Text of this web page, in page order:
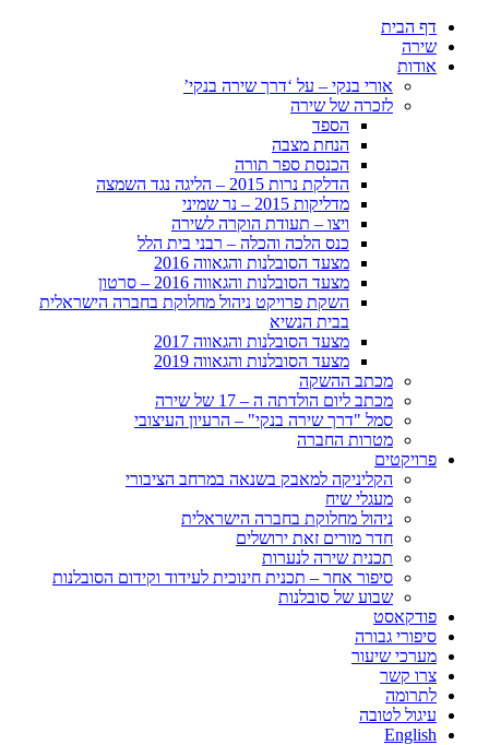
דף הבית
שירה
אודות
אורי בנקי – על ‘דרך שירה בנקי’
לזכרה של שירה
הספד
הנחת מצבה
הכנסת ספר תורה
הדלקת נרות 2015 – הליגה נגד השמצה
מדליקות 2015 – נר שמיני
ויצו – תעודת הוקרה לשירה
כנס הלכה והכלה – רבני בית הלל
מצעד הסובלנות והגאווה 2016
מצעד הסובלנות והגאווה 2016 – סרטון
השקת פרויקט ניהול מחלוקת בחברה הישראלית
בבית הנשיא
מצעד הסובלנות והגאווה 2017
מצעד הסובלנות והגאווה 2019
מכתב ההשקה
מכתב ליום הולדתה ה – 17 של שירה
סמל "דרך שירה בנקי" – הרעיון העיצובי
מטרות החברה
פרויקטים
הקליניקה למאבק בשנאה במרחב הציבורי
מעגלי שיח
ניהול מחלוקת בחברה הישראלית
חדר מורים זאת ירושלים
תכנית שירה לנערות
סיפור אחר – תכנית חינוכית לעידוד וקידום הסובלנות
שבוע של סובלנות
פודקאסט
סיפורי גבורה
מערכי שיעור
צרו קשר
לתרומה
עיגול לטובה
English